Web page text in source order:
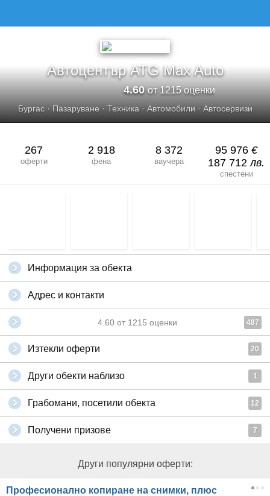
Автоцентър ATG Max Auto
4.60от 1215 оценки
Бургас· Пазаруване· Техника·Автомобили·Автосервизи
267
оферти
2 918
фена
8 372
ваучера
95 976 €
187 712лв.
спестени
Информация за обекта
Адрес и контакти
4.60 от 1215 оценки 487
Изтекли оферти 20
Други обекти наблизо 1
Грабомани, посетили обекта 12
Получени призове 7
Други популярни оферти:
Професионално копиране на снимки, плюс